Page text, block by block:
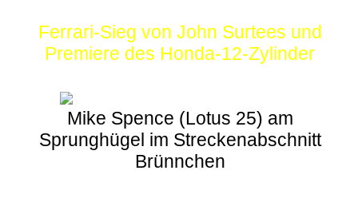
Ferrari-Sieg von John Surtees und
Premiere des Honda-12-Zylinder
Mike Spence (Lotus 25) am
Sprunghügel im Streckenabschnitt
Brünnchen